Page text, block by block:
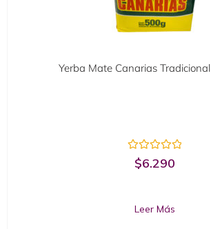
Yerba Mate Canarias
Valorado
con
$6.290
Leer Más